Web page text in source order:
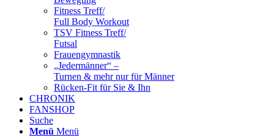
Fitness Treff/
Full Body Workout
TSV Fitness Treff/
Futsal
Frauengymnastik
„Jedermänner“ –
Turnen & mehr nur für Männer
Rücken-Fit für Sie & Ihn
CHRONIK
FANSHOP
Suche
Menü Menü